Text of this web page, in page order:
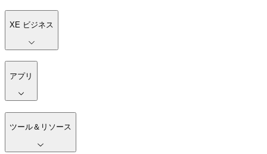
XE ビジネス
アプリ
ツール＆リソース